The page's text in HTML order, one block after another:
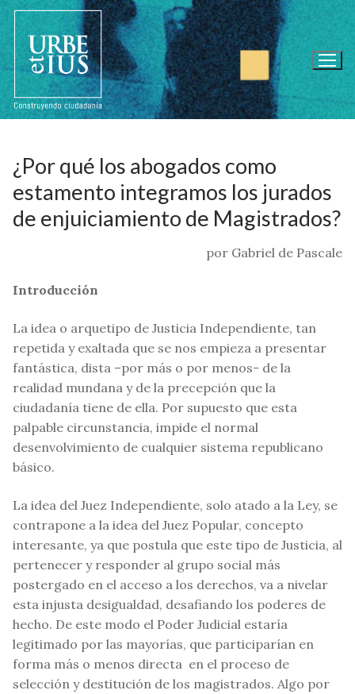
contenido
¿Por qué los abogados como
estamento integramos los jurados
de enjuiciamiento de Magistrados?
por Gabriel de Pascale
Introducción
La idea o arquetipo de Justicia Independiente, tan
repetida y exaltada que se nos empieza a presentar
fantástica, dista –por más o por menos- de la
realidad mundana y de la precepción que la
ciudadanía tiene de ella. Por supuesto que esta
palpable circunstancia, impide el normal
desenvolvimiento de cualquier sistema republicano
básico.
La idea del Juez Independiente, solo atado a la Ley, se
contrapone a la idea del Juez Popular, concepto
interesante, ya que postula que este tipo de Justicia, al
pertenecer y responder al grupo social más
postergado en el acceso a los derechos, va a nivelar
esta injusta desigualdad, desafiando los poderes de
hecho. De este modo el Poder Judicial estaría
legitimado por las mayorías, que participarían en
forma más o menos directa en el proceso de
selección y destitución de los magistrados. Algo por